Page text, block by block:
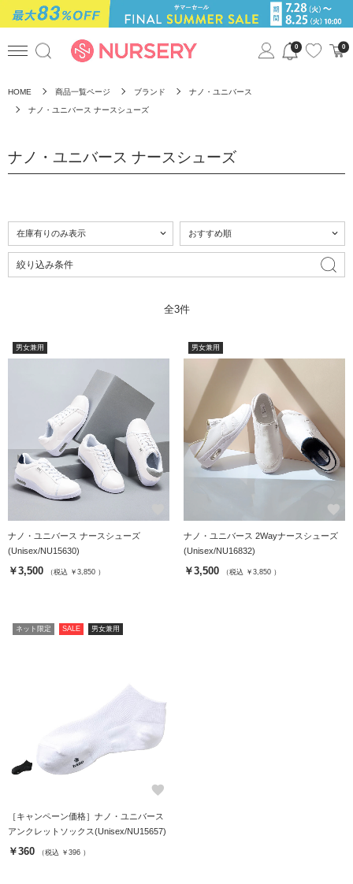
0 0
HOME 商品一覧ページ ブランド ナノ・ユニバース
ナノ・ユニバース ナースシューズ
ナノ・ユニバース ナースシューズ
絞り込み条件
全3件
男女兼用
ナノ・ユニバース ナースシューズ
(Unisex/NU15630)
￥3,500 （税込 ￥3,850 ）
男女兼用
favorite
ナノ・ユニバース 2Wayナースシューズ
(Unisex/NU16832)
￥3,500 （税込 ￥3,850 ）
ネット限定 SALE 男女兼用
favorite
［キャンペーン価格］ナノ・ユニバース
アンクレットソックス(Unisex/NU15657)
￥360 （税込 ￥396 ）